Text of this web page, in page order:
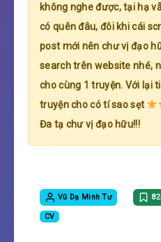
không nghe được, tại hạ
có quên đâu, đôi khi cái
post mới nên chư vị đạo
search trên website nhé,
cho cùng 1 truyện. Với lại
truyện cho có tí sao sẹt
Đa tạ chư vị đạo hữu!!!
Vũ Dạ Minh Tư
CV